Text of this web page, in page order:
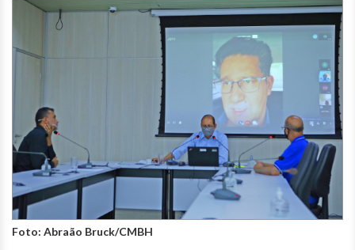
Foto: Abraão Bruck/CMBH